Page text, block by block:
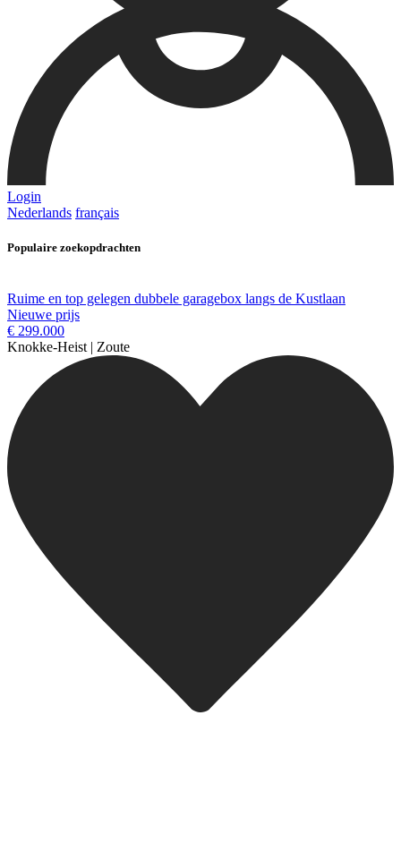
Login
Nederlands français
Populaire zoekopdrachten
Ruime en top gelegen dubbele garagebox langs de Kustlaan
Nieuwe prijs
€ 299.000
Knokke-Heist | Zoute